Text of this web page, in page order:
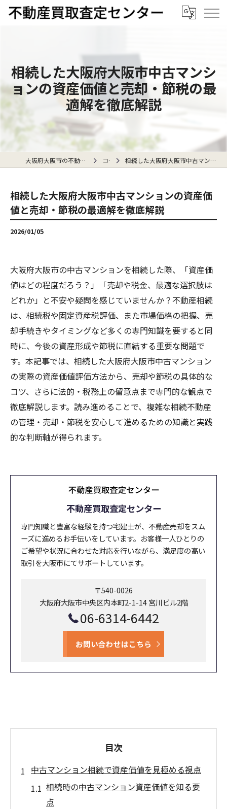
相続した大阪府大阪市中古マンシ
ョンの資産価値と売却・節税の最
適解を徹底解説
大阪府大阪市の不動産売却なら不動産買取査定センター コラム 相続した大阪府大阪市中古マンションの資産価値と売却・節税の最適解を徹底解説
相続した大阪府大阪市中古マンションの資産価
値と売却・節税の最適解を徹底解説
2026/01/05
大阪府大阪市の中古マンションを相続した際、「資産価
値はどの程度だろう？」「売却や税金、最適な選択肢は
どれか」と不安や疑問を感じていませんか？不動産相続
は、相続税や固定資産税評価、また市場価格の把握、売
却手続きやタイミングなど多くの専門知識を要すると同
時に、今後の資産形成や節税に直結する重要な問題で
す。本記事では、相続した大阪府大阪市中古マンション
の実際の資産価値評価方法から、売却や節税の具体的な
コツ、さらに法的・税務上の留意点まで専門的な観点で
徹底解説します。読み進めることで、複雑な相続不動産
の管理・売却・節税を安心して進めるための知識と実践
的な判断軸が得られます。
不動産買取査定センター
専門知識と豊富な経験を持つ宅建士が、不動産売却をスム
ーズに進めるお手伝いをしています。お客様一人ひとりの
ご希望や状況に合わせた対応を行いながら、満足度の高い
取引を大阪市にてサポートしています。
〒540-0026
大阪府大阪市中央区内本町2-1-14 宮川ビル2階
06-6314-6442
お問い合わせはこちら
目次
中古マンション相続で資産価値を見極める視点
相続時の中古マンション資産価値を知る要
点